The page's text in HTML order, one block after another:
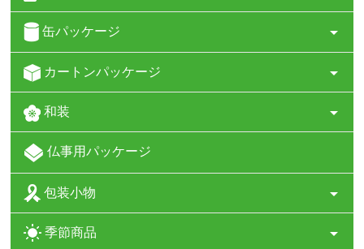
缶パッケージ
カートンパッケージ
和装
仏事用パッケージ
包装小物
季節商品